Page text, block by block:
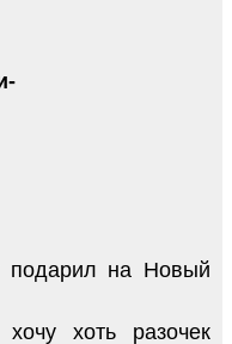
подарил на Новый
хоть разочек